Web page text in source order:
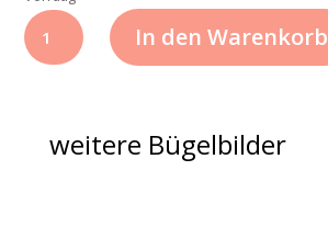
Bügelbild
BB05
Salut
In den Warenkorb
weitere Bügelbilder